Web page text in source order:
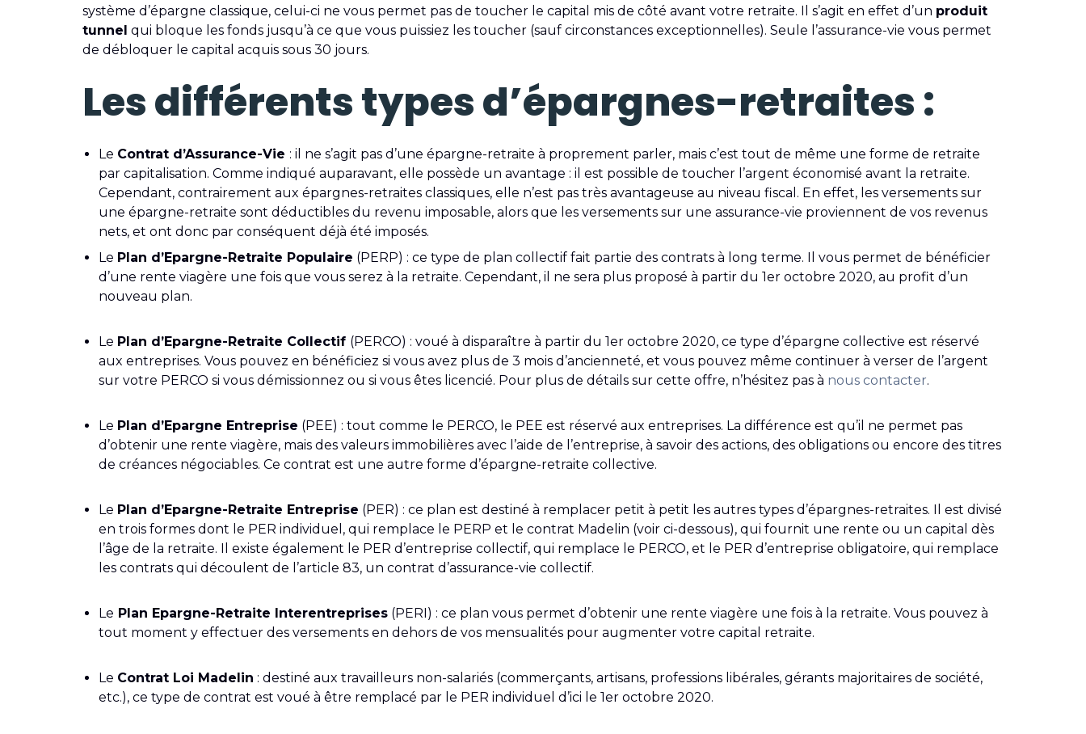
système d’épargne classique, celui-ci ne vous permet pas de toucher le capital mis de côté avant votre retraite. Il s’agit en effet d’un produit
tunnel qui bloque les fonds jusqu’à ce que vous puissiez les toucher (sauf circonstances exceptionnelles). Seule l’assurance-vie vous permet
de débloquer le capital acquis sous 30 jours.
Les différents types d’épargnes-retraites :
Le Contrat d’Assurance-Vie : il ne s’agit pas d’une épargne-retraite à proprement parler, mais c’est tout de même une forme de retraite
par capitalisation. Comme indiqué auparavant, elle possède un avantage : il est possible de toucher l’argent économisé avant la retraite.
Cependant, contrairement aux épargnes-retraites classiques, elle n’est pas très avantageuse au niveau fiscal. En effet, les versements sur
une épargne-retraite sont déductibles du revenu imposable, alors que les versements sur une assurance-vie proviennent de vos revenus
nets, et ont donc par conséquent déjà été imposés.
Le Plan d’Epargne-Retraite Populaire (PERP) : ce type de plan collectif fait partie des contrats à long terme. Il vous permet de bénéficier
d’une rente viagère une fois que vous serez à la retraite. Cependant, il ne sera plus proposé à partir du 1er octobre 2020, au profit d’un
nouveau plan.
Le Plan d’Epargne-Retraite Collectif (PERCO) : voué à disparaître à partir du 1er octobre 2020, ce type d’épargne collective est réservé
aux entreprises. Vous pouvez en bénéficiez si vous avez plus de 3 mois d’ancienneté, et vous pouvez même continuer à verser de l’argent
sur votre PERCO si vous démissionnez ou si vous êtes licencié. Pour plus de détails sur cette offre, n’hésitez pas à nous contacter.
Le Plan d’Epargne Entreprise (PEE) : tout comme le PERCO, le PEE est réservé aux entreprises. La différence est qu’il ne permet pas
d’obtenir une rente viagère, mais des valeurs immobilières avec l’aide de l’entreprise, à savoir des actions, des obligations ou encore des titres
de créances négociables. Ce contrat est une autre forme d’épargne-retraite collective.
Le Plan d’Epargne-Retraite Entreprise (PER) : ce plan est destiné à remplacer petit à petit les autres types d’épargnes-retraites. Il est divisé
en trois formes dont le PER individuel, qui remplace le PERP et le contrat Madelin (voir ci-dessous), qui fournit une rente ou un capital dès
l’âge de la retraite. Il existe également le PER d’entreprise collectif, qui remplace le PERCO, et le PER d’entreprise obligatoire, qui remplace
les contrats qui découlent de l’article 83, un contrat d’assurance-vie collectif.
Le Plan Epargne-Retraite Interentreprises (PERI) : ce plan vous permet d’obtenir une rente viagère une fois à la retraite. Vous pouvez à
tout moment y effectuer des versements en dehors de vos mensualités pour augmenter votre capital retraite.
Le Contrat Loi Madelin : destiné aux travailleurs non-salariés (commerçants, artisans, professions libérales, gérants majoritaires de société,
etc.), ce type de contrat est voué à être remplacé par le PER individuel d’ici le 1er octobre 2020.